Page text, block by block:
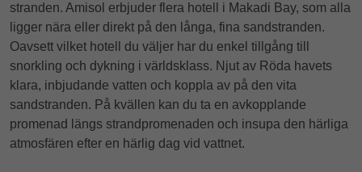
stranden. Amisol erbjuder flera hotell i Makadi Bay, som alla
ligger nära eller direkt på den långa, fina sandstranden.
Oavsett vilket hotell du väljer har du enkel tillgång till
snorkling och dykning i världsklass. Njut av Röda havets
klara, inbjudande vatten och koppla av på den vita
sandstranden. På kvällen kan du ta en avkopplande
promenad längs strandpromenaden och insupa den härliga
atmosfären efter en härlig dag vid vattnet.